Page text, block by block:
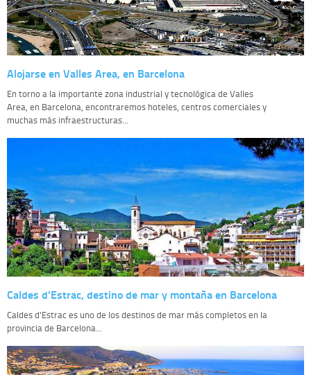
Alojarse en Valles Area, en Barcelona
En torno a la importante zona industrial y tecnológica de Valles
Area, en Barcelona, encontraremos hoteles, centros comerciales y
muchas más infraestructuras...
Caldes d'Estrac, destino de mar y montaña en Barcelona
Caldes d'Estrac es uno de los destinos de mar más completos en la
provincia de Barcelona...